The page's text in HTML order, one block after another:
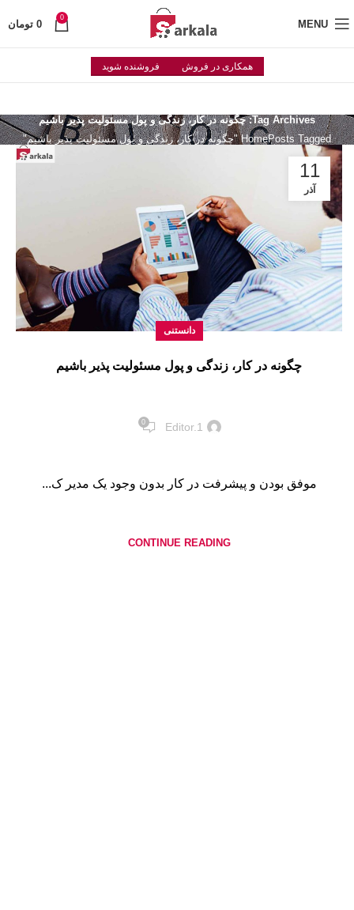
MENU
0
0 تومان
همکاری در فروش فروشنده شوید
Tag Archives: چگونه در کار، زندگی و پول مسئولیت پذیر باشیم
HomePosts Tagged "چگونه در کار، زندگی و پول مسئولیت پذیر باشیم"
11
آذر
دانستنی
چگونه در کار، زندگی و پول مسئولیت پذیر باشیم
Editor.1
0
موفق بودن و پیشرفت در کار بدون وجود یک مدیر ک...
CONTINUE READING